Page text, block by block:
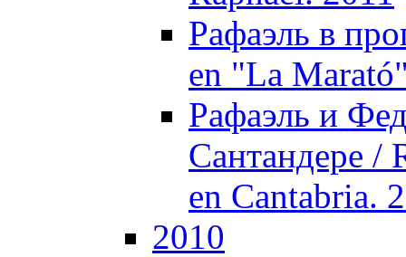
Рафаэль в
en "La
Рафаэль и
Сантандере /
en Cantabria.
2010